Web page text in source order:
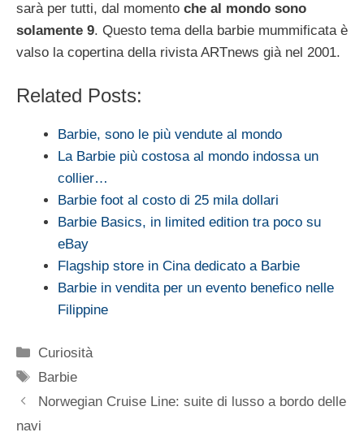
sarà per tutti, dal momento che al mondo sono
solamente 9. Questo tema della barbie mummificata è
valso la copertina della rivista ARTnews già nel 2001.
Related Posts:
Barbie, sono le più vendute al mondo
La Barbie più costosa al mondo indossa un
collier…
Barbie foot al costo di 25 mila dollari
Barbie Basics, in limited edition tra poco su
eBay
Flagship store in Cina dedicato a Barbie
Barbie in vendita per un evento benefico nelle
Filippine
Categorie
Curiosità
Tag
Barbie
Norwegian Cruise Line: suite di lusso a bordo delle
navi